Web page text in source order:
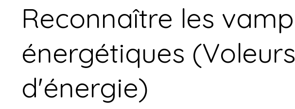
Reconnaître les
énergétiques (Voleurs
d'énergie)